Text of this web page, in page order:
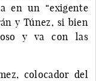
en un “exigente
y Túnez, si bien
y va con las
colocador del